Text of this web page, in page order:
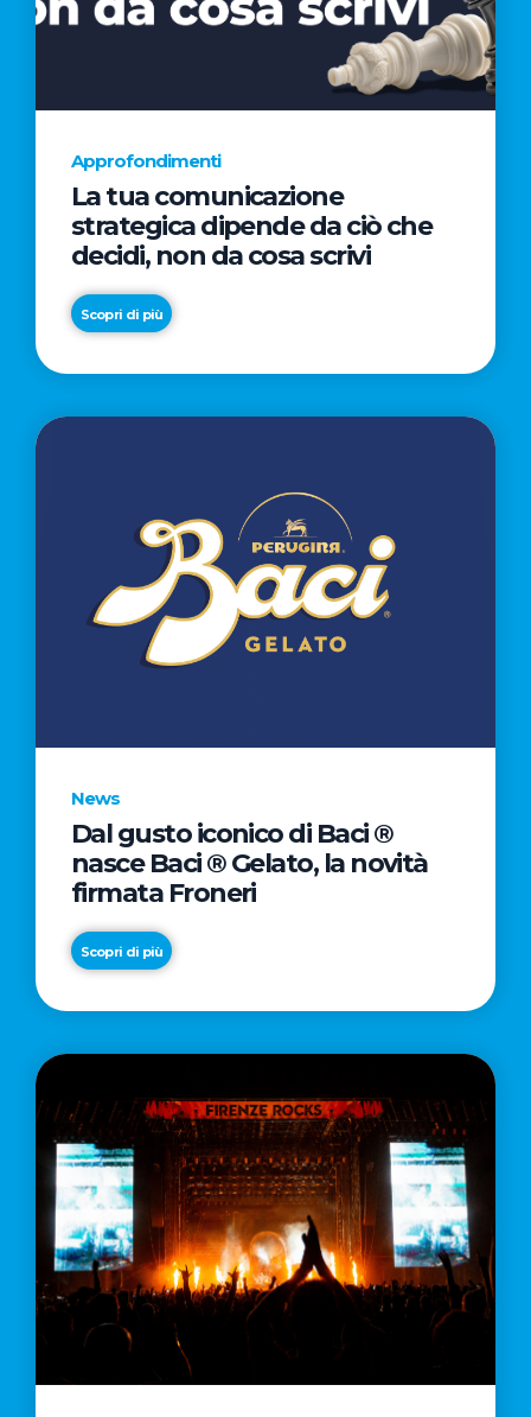
AL
CINEMA
NELLA
CAMPAGNA
REGISTA
PREMIO
OSCAR®
Approfondimenti
La tua comunicazione
strategica dipende da ciò che
decidi, non da cosa scrivi
Scopri di più
News
Dal gusto iconico di Baci ®
nasce Baci ® Gelato, la novità
firmata Froneri
Scopri di più